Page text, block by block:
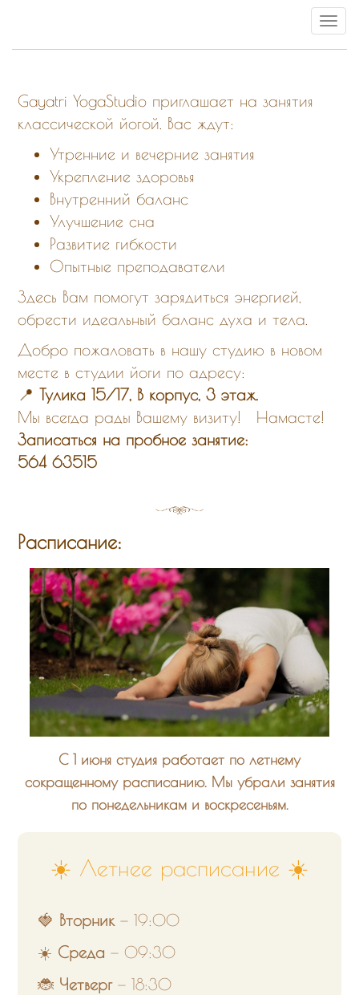
Toggle
Gayatri YogaStudio приглашает на занятия
классической йогой. Ваc ждут:
Утренние и вечерние занятия
Укрепление здоровья
Внутренний баланс
Улучшение сна
Развитие гибкости
Опытные преподаватели
Здесь Вам помогут зарядиться энергией,
обрести идеальный баланс духа и тела.
Добро пожаловать в нашу студию в новом
месте в студии йоги по адресу:
📍Тулика 15/17, В корпус, 3 этаж.
Мы всегда рады Вашему визиту! Намасте!
Записаться на пробное занятие:
564 63515
Расписание:
С 1 июня студия работает по летнему
сокращенному расписанию. Мы убрали занятия
по понедельникам и воскресеньям.
☀️ Летнее расписание ☀️
🍓 Вторник — 19:00
☀️ Среда — 09:30
🐞 Четверг— 18:30